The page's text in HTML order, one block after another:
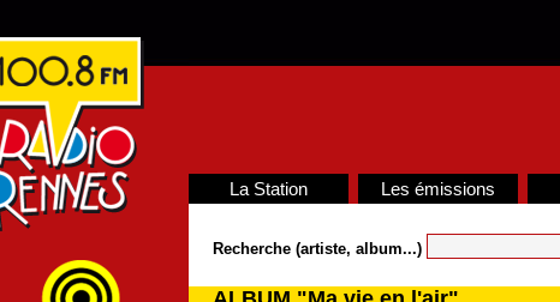
La Station Les émissions
Recherche (artiste, album...)